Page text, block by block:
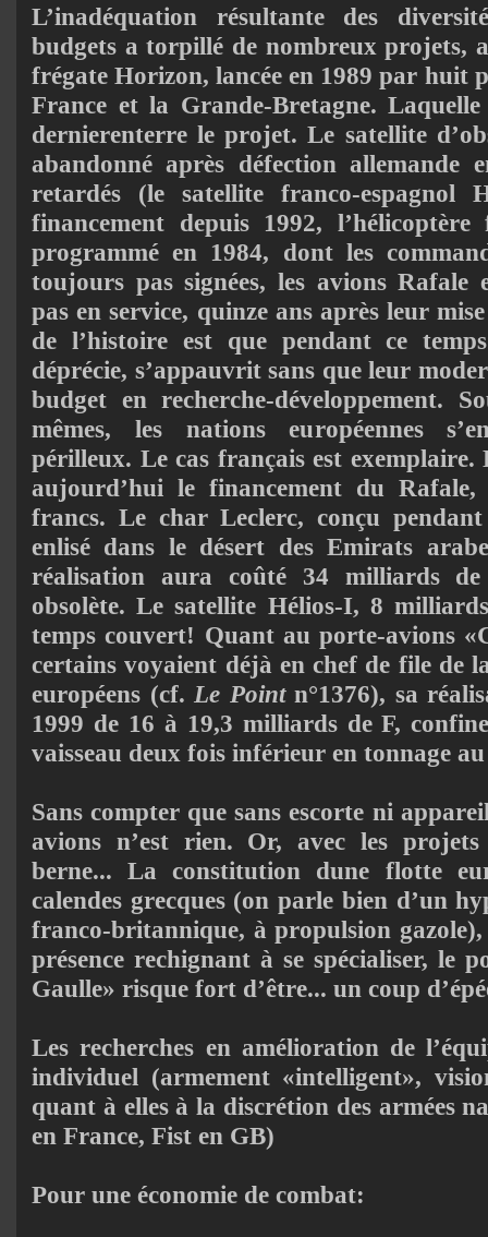
L’inadéquation résultante des
budgets a torpillé de nombreux projets,
frégate Horizon, lancée en 1989 par huit
France et la Grande-Bretagne.
dernierenterre le projet. Le satellite
abandonné après défection allemande
retardés (le satellite franco-espagnol
financement depuis 1992,
programmé en 1984, dont les
toujours pas signées, les avions
pas en service, quinze ans après leur
de l’histoire est que pendant ce
déprécie, s’appauvrit sans que leur
budget en recherche-développement.
mêmes, les nations européennes
périlleux. Le cas français est exemplaire.
aujourd’hui le financement du
francs. Le char Leclerc, conçu
enlisé dans le désert des Emirats
réalisation aura coûté 34 milliards
obsolète. Le satellite Hélios-I, 8
temps couvert! Quant au porte-avions
cer­tains voyaient déjà en chef de file de
européens (cf. Le Pointn°1376), sa
1999 de 16 à 19,3 milliards de F,
vaisseau deux fois inférieur en tonnage
Sans compter que sans escorte ni
avions n’est rien. Or, avec les
berne... La constitution dune flotte
calendes grec­ques (on parle bien d’un
franco-britannique, à propulsion gazole),
présence rechignant à se spécialiser, le
Gaulle» risque fort d’être... un coup
Les recherches en amélioration de
individuel (armement «intelligent»,
quant à elles à la discrétion des armées
en France, Fist en GB)
Pour une économie de combat: